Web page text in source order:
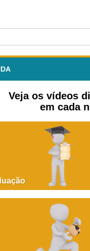
Veja os vídeos
em cada